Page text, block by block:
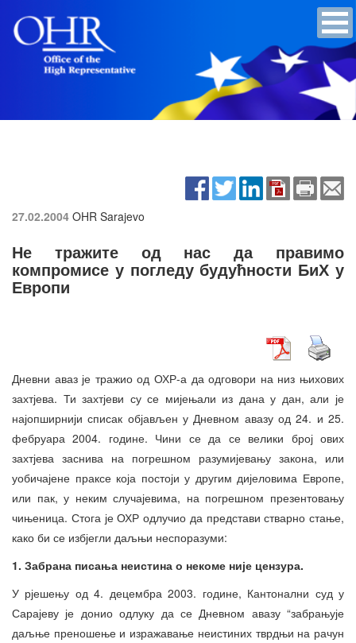
27.02.2004 OHR Sarajevo
Не тражите од нас да правимо
компромисе у погледу будућности БиХ у
Европи
Дневни аваз је тражио од ОХР-а да одговори на низ њихових
захтјева. Ти захтјеви су се мијењали из дана у дан, али је
најопширнији списак објављен у Дневном авазу од 24. и 25.
фебруара 2004. године. Чини се да се велики број ових
захтјева заснива на погрешном разумијевању закона, или
уобичајене праксе која постоји у другим дијеловима Европе,
или пак, у неким случајевима, на погрешном презентовању
чињеница. Стога је ОХР одлучио да представи стварно стање,
како би се избјегли даљњи неспоразуми:
1. Забрана писања неистина о некоме није цензура.
У рјешењу од 4. децембра 2003. године, Кантонални суд у
Сарајеву је донио одлуку да се Дневном авазу “забрањује
даљње преношење и изражавање неистиних тврдњи на рачун